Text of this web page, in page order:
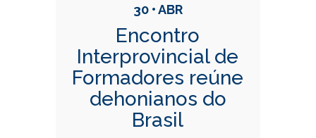
30 • ABR
Encontro
Interprovincial de
Formadores reúne
dehonianos do
Brasil